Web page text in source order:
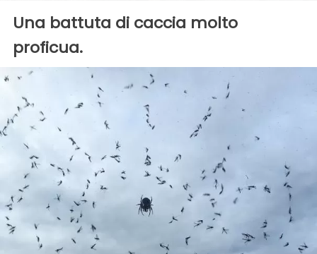
Una battuta di caccia molto
proficua.